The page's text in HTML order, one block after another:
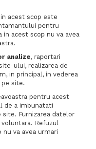
acest scop este
pentru
in acest scop nu va avea
analize, raportari
ului, realizarea de
in principal, in vederea
site.
pentru acest
de a imbunatati
Furnizarea datelor
Refuzul
va avea urmari